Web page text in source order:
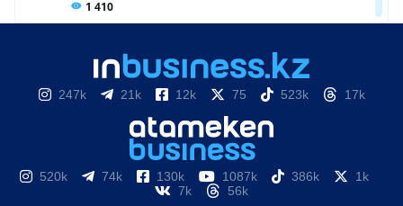
247k 21k 12k 75 523k 17k
520k 74k 130k 1087k 386k
1k
7k
56k